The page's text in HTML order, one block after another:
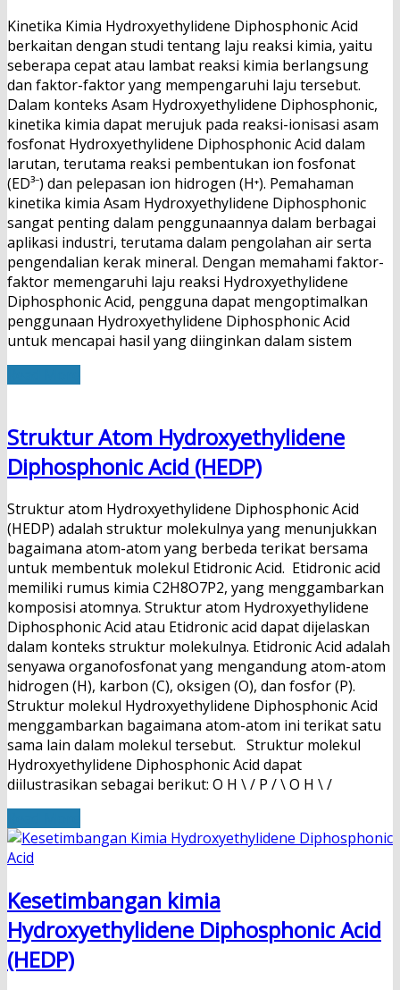
Kinetika Kimia Hydroxyethylidene Diphosphonic Acid
berkaitan dengan studi tentang laju reaksi kimia, yaitu
seberapa cepat atau lambat reaksi kimia berlangsung
dan faktor-faktor yang mempengaruhi laju tersebut.
Dalam konteks Asam Hydroxyethylidene Diphosphonic,
kinetika kimia dapat merujuk pada reaksi-ionisasi asam
fosfonat Hydroxyethylidene Diphosphonic Acid dalam
larutan, terutama reaksi pembentukan ion fosfonat
(ED³⁻) dan pelepasan ion hidrogen (H⁺). Pemahaman
kinetika kimia Asam Hydroxyethylidene Diphosphonic
sangat penting dalam penggunaannya dalam berbagai
aplikasi industri, terutama dalam pengolahan air serta
pengendalian kerak mineral. Dengan memahami faktor-
faktor memengaruhi laju reaksi Hydroxyethylidene
Diphosphonic Acid, pengguna dapat mengoptimalkan
penggunaan Hydroxyethylidene Diphosphonic Acid
untuk mencapai hasil yang diinginkan dalam sistem
Struktur Atom Hydroxyethylidene
Diphosphonic Acid (HEDP)
Struktur atom Hydroxyethylidene Diphosphonic Acid
(HEDP) adalah struktur molekulnya yang menunjukkan
bagaimana atom-atom yang berbeda terikat bersama
untuk membentuk molekul Etidronic Acid. Etidronic acid
memiliki rumus kimia C2H8O7P2, yang menggambarkan
komposisi atomnya. Struktur atom Hydroxyethylidene
Diphosphonic Acid atau Etidronic acid dapat dijelaskan
dalam konteks struktur molekulnya. Etidronic Acid adalah
senyawa organofosfonat yang mengandung atom-atom
hidrogen (H), karbon (C), oksigen (O), dan fosfor (P).
Struktur molekul Hydroxyethylidene Diphosphonic Acid
menggambarkan bagaimana atom-atom ini terikat satu
sama lain dalam molekul tersebut. Struktur molekul
Hydroxyethylidene Diphosphonic Acid dapat
diilustrasikan sebagai berikut: O H \ / P / \ O H \ /
Kesetimbangan kimia
Hydroxyethylidene Diphosphonic Acid
(HEDP)